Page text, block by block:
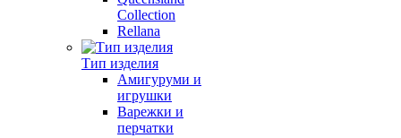
Collection
Rellana
Тип изделия
Амигуруми и
игрушки
Варежки и
перчатки